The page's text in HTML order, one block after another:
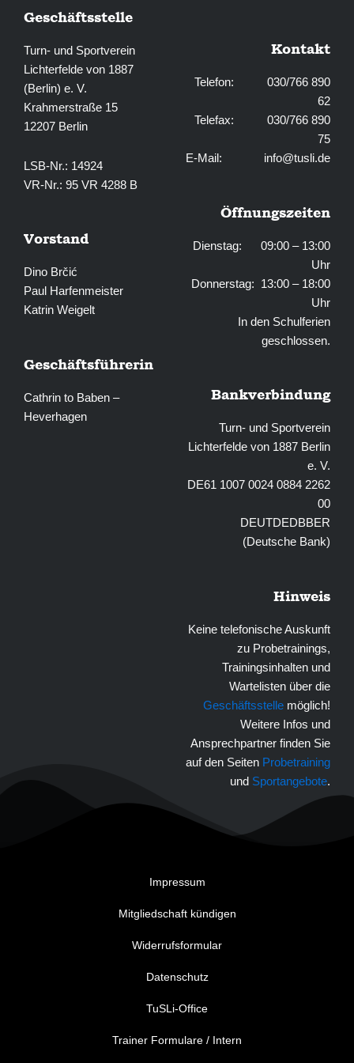
Geschäftsstelle
Turn- und Sportverein
Lichterfelde von 1887
(Berlin) e. V.
Krahmerstraße 15
12207 Berlin
LSB-Nr.: 14924
VR-Nr.: 95 VR 4288 B
Vorstand
Dino Brčić
Paul Harfenmeister
Katrin Weigelt
Geschäftsführerin
Cathrin to Baben –
Heverhagen
Kontakt
Telefon: 030/766 890
62
Telefax: 030/766 890
75
E-Mail: info@tusli.de
Öffnungszeiten
Dienstag: 09:00 – 13:00
Uhr
Donnerstag: 13:00 – 18:00
Uhr
In den Schulferien
geschlossen.
Bankverbindung
Turn- und Sportverein
Lichterfelde von 1887 Berlin
e. V.
DE61 1007 0024 0884 2262
00
DEUTDEDBBER
(Deutsche Bank)
Hinweis
Keine telefonische Auskunft
zu Probetrainings,
Trainingsinhalten und
Wartelisten über die
Geschäftsstelle möglich!
Weitere Infos und
Ansprechpartner finden Sie
auf den Seiten Probetraining
und Sportangebote.
Impressum
Mitgliedschaft kündigen
Widerrufsformular
Datenschutz
TuSLi-Office
Trainer Formulare / Intern